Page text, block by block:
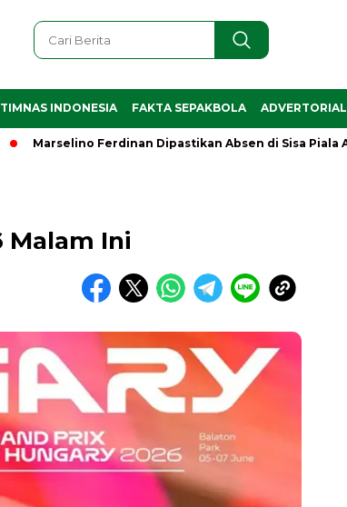
TIMNAS INDONESIA FAKTA SEPAKBOLA ADVERTORIAL
Ferdinan Dipastikan Absen di Sisa Piala AFF
Malam Ini